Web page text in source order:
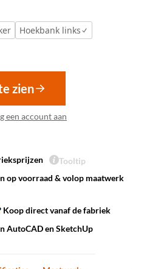
Hoekbank links
zien
een account aan
Tooltip
op voorraad & volop maatwerk
Koop direct vanaf de fabriek
AutoCAD en SketchUp